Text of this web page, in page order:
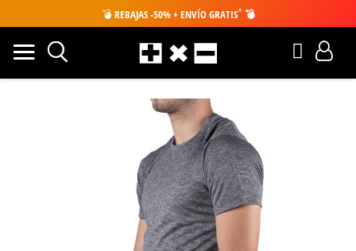
💣 REBAJAS -50% + ENVÍO GRATIS* 💣